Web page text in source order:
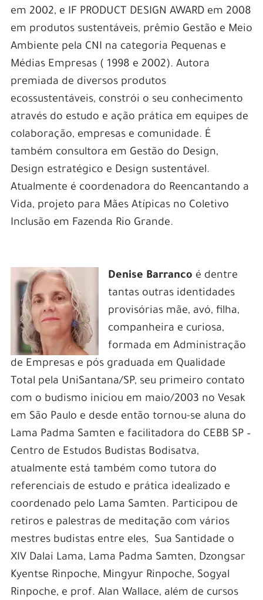
em 2002, e IF PRODUCT DESIGN AWARD em 2008
em produtos sustentáveis, prêmio Gestão e Meio
Ambiente pela CNI na categoria Pequenas e
Médias Empresas ( 1998 e 2002). Autora
premiada de diversos produtos
ecossustentáveis, constrói o seu conhecimento
através do estudo e ação prática em equipes de
colaboração, empresas e comunidade. É
também consultora em Gestão do Design,
Design estratégico e Design sustentável.
Atualmente é coordenadora do Reencantando a
Vida, projeto para Mães Atípicas no Coletivo
Inclusão em Fazenda Rio Grande.
Denise Barranco é dentre
tantas outras identidades
provisórias mãe, avó, filha,
companheira e curiosa,
formada em Administração
de Empresas e pós graduada em Qualidade
Total pela UniSantana/SP, seu primeiro contato
com o budismo iniciou em maio/2003 no Vesak
em São Paulo e desde então tornou-se aluna do
Lama Padma Samten e facilitadora do CEBB SP –
Centro de Estudos Budistas Bodisatva,
atualmente está também como tutora do
referenciais de estudo e prática idealizado e
coordenado pelo Lama Samten. Participou de
retiros e palestras de meditação com vários
mestres budistas entre eles, Sua Santidade o
XIV Dalai Lama, Lama Padma Samten, Dzongsar
Kyentse Rinpoche, Mingyur Rinpoche, Sogyal
Rinpoche, e prof. Alan Wallace, além de cursos